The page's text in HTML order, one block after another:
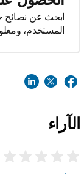
ابحث عن نصائح
المستخدم،
الآراء